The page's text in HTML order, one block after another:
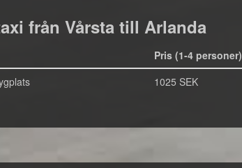
från Vårsta till Arlanda
Pris (1-4 personer)
1025 SEK